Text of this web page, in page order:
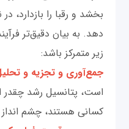
بخشد و رقبا را بازدارد،
دهد. به بیان دقیق‌تر
زیر متمرکز باشد:
جمع‌آوری و تجزیه و
است، پتانسیل رشد
کسانی هستند، چشم